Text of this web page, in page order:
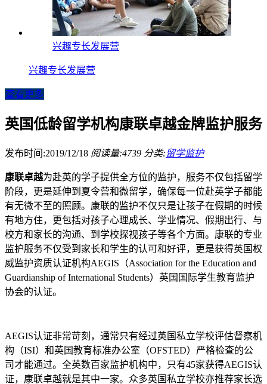
兴趣专长发展营
兴趣专长发展营
查看更多
英国低龄留学机构康联卓越金牌监护服务
发布时间:2019/12/18 阅读量:4739 分类: 留学监护
康联卓越为赴英的学子提供全方位的监护，服务不仅包括留学
阶段，更是延伸到夏令营和微留学，确保每一位赴英学子都能
有无微不至的照顾。康联的监护不仅只是让孩子在假期的时候
有地方住，更包括对孩子心理成长、学业情况、假期出行、与
校方和家长的沟通、到学校探视孩子等各个方面。康联的专业
监护服务不仅受到家长和学生的认可和好评，更是获得英国权
威监护资质认证机构AEGIS（Association for the Education and
Guardianship of International Students）英国国际学生教育监护
协会的认证。
AEGIS认证非常苛刻，通常只有经过英国私立学校评估督察机
构（ISI）和英国教育标准办公室（OFSTED）严格检查的公
司才能通过。全英数百家监护机构中，只有45家获得AEGIS认
证，康联卓越就是其中一家。众多英国私立学校亦推荐家长选